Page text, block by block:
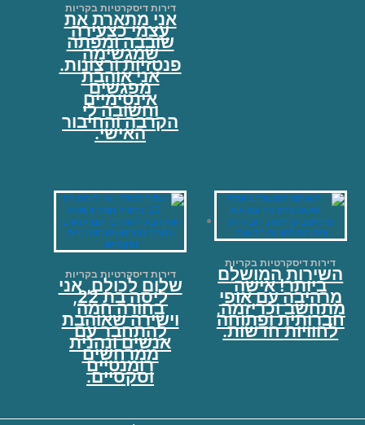
דירות דיסקרטיות בקריות
אני מתארת את
עצמי כצעירה
שובבה ומפתה
שמגשימה
פנטזיות ורצונות.
אני אוהבת
מפגשים
אינטימיים
וחשובה לי
הקרבה והחיבור
האישי.
דירות דיסקרטיות בקריות
השירות המושלם
ביותר! אישה
מרהיבה עם אופי
מתחשב וכריזמה,
חברותית ופתוחה
לחוויות חדשות.
דירות דיסקרטיות בקריות
שלום לכולם, אני
ליסה בת 22,
בחורה חמה
וישירה שאוהבת
להתחבר עם
אנשים ונהנית
ממרחשים
רומנטיים
וסקסיים.